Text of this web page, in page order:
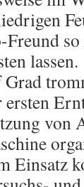
Freund
lassen.
ersten
von
Einsatz